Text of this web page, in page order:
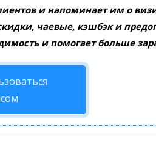
и напоминает им о
чаевые, кэшбэк и
и помогает больше